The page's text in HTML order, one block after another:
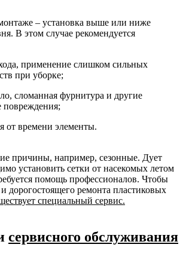
– установка выше или ниже
В этом случае рекомендуется
применение слишком сильных
при уборке;
сломанная фурнитура и другие
повреждения;
от времени элементы.
причины, например, сезонные. Дует
установить сетки от насекомых летом
помощь профессионалов. Чтобы
дорогостоящего ремонта пластиковых
специальный сервис.
сервисного обслуживания